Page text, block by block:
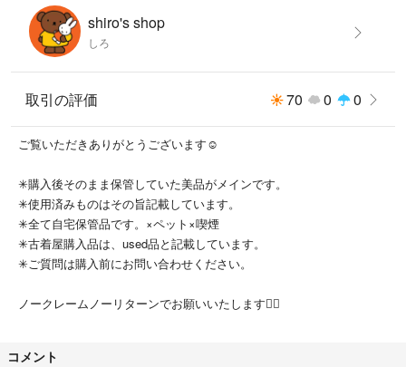
shiro's shop
しろ
取引の評価 70 0 0
ご覧いただきありがとうございます☺︎
✳︎購入後そのまま保管していた美品がメインです。
✳︎使用済みものはその旨記載しています。
✳︎全て自宅保管品です。×ペット×喫煙
✳︎古着屋購入品は、used品と記載しています。
✳︎ご質問は購入前にお問い合わせください。
ノークレームノーリターンでお願いいたします🙇‍♂️
コメント